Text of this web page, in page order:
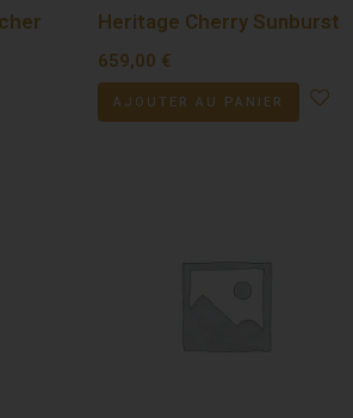
Heritage Cherry Sunburst
659,00 €
AJOUTER AU PANIER